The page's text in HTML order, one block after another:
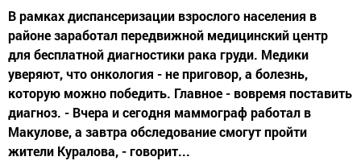
В рамках диспансеризации взрослого населения в
районе заработал передвижной медицинский центр
для бесплатной диагностики рака груди. Медики
уверяют, что онкология - не приговор, а болезнь,
которую можно победить. Главное - вовремя поставить
диагноз. - Вчера и сегодня маммограф работал в
Макулове, а завтра обследование смогут пройти
жители Куралова, - говорит...